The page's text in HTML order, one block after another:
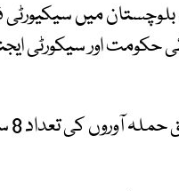
بلوچستان میں
حکومت اور سیکورٹی